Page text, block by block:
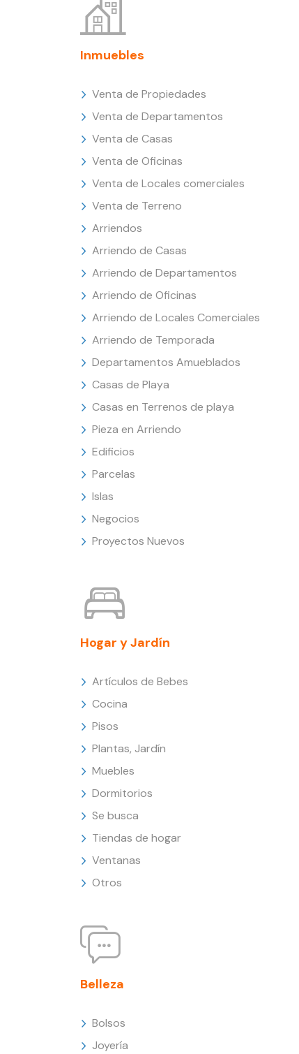
Inmuebles
Venta de Propiedades
Venta de Departamentos
Venta de Casas
Venta de Oficinas
Venta de Locales comerciales
Venta de Terreno
Arriendos
Arriendo de Casas
Arriendo de Departamentos
Arriendo de Oficinas
Arriendo de Locales Comerciales
Arriendo de Temporada
Departamentos Amueblados
Casas de Playa
Casas en Terrenos de playa
Pieza en Arriendo
Edificios
Parcelas
Islas
Negocios
Proyectos Nuevos
Hogar y Jardín
Artículos de Bebes
Cocina
Pisos
Plantas, Jardín
Muebles
Dormitorios
Se busca
Tiendas de hogar
Ventanas
Otros
Belleza
Bolsos
Joyería